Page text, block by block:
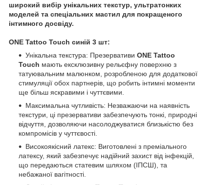
широкий вибір унікальних текстур, ультратонких
моделей та спеціальних мастил для покращеного
інтимного досвіду.
ONE Tattoo Touch синій 3 шт:
Унікальна текстура: Презервативи ONE Tattoo
Touch мають ексклюзивну рельєфну поверхню з
татуювальним малюнком, розробленою для додаткової
стимуляції обох партнерів, що робить інтимні моменти
ще більш яскравими і чуттєвими.
Максимальна чутливість: Незважаючи на наявність
текстури, ці презервативи забезпечують тонкі, природні
відчуття, дозволяючи насолоджуватися близькістю без
компромісів у чуттєвості.
Високоякісний латекс: Виготовлені з преміального
латексу, який забезпечує надійний захист від інфекцій,
що передаються статевим шляхом (ІПСШ), та
небажаної вагітності.